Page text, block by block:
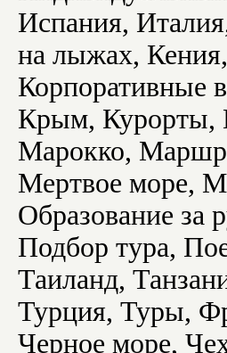
Испания,
на лыжах,
Корпоративные
Крым, Курорты,
Марокко,
Мертвое море,
Образование за
Подбор тура,
Таиланд,
Турция, Туры,
Черное море,